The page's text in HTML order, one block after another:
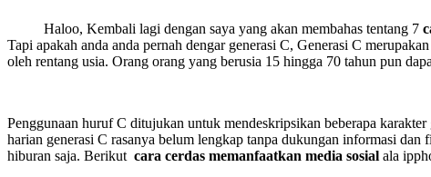
Haloo, Kembali lagi dengan saya yang akan membahas tentang 7
Tapi apakah anda anda pernah dengar generasi C, Generasi C
oleh rentang usia. Orang orang yang berusia 15 hingga 70 tahun pun
Penggunaan huruf C ditujukan untuk mendeskripsikan beberapa
harian generasi C rasanya belum lengkap tanpa dukungan informasi
hiburan saja. Berikut cara cerdas memanfaatkan media sosial ala